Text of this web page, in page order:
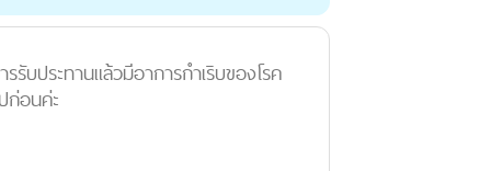
บประทานแล้วมีอาการกำเริบของโรค
ก่อนค่ะ